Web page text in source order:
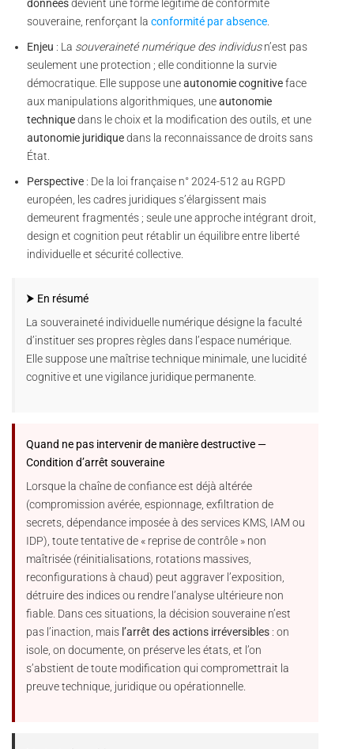
donnéesdevient une forme légitime de conformité
souveraine, renforçant la conformité par absence.
Enjeu : La souveraineté numérique des individusn’est pas
seulement une protection ; elle conditionne la survie
démocratique. Elle suppose uneautonomie cognitiveface
aux manipulations algorithmiques, uneautonomie
techniquedans le choix et la modification des outils, et une
autonomie juridiquedans la reconnaissance de droits sans
État.
Perspective: De la loi française n° 2024-512 au RGPD
européen, les cadres juridiques s’élargissent mais
demeurent fragmentés ; seule une approche intégrant droit,
design et cognition peut rétablir un équilibre entre liberté
individuelle et sécurité collective.
⮞ En résumé
La souveraineté individuelle numérique désigne la faculté
d’instituer ses propres règles dans l’espace numérique.
Elle suppose une maîtrise technique minimale, une lucidité
cognitive et une vigilance juridique permanente.
Quand ne pas intervenir de manière destructive —
Condition d’arrêt souveraine
Lorsque la chaîne de confiance est déjà altérée
(compromission avérée, espionnage, exfiltration de
secrets, dépendance imposée à des services KMS, IAM ou
IDP), toute tentative de « reprise de contrôle » non
maîtrisée (réinitialisations, rotations massives,
reconfigurations à chaud) peut aggraver l’exposition,
détruire des indices ou rendre l’analyse ultérieure non
fiable. Dans ces situations, la décision souveraine n’est
pas l’inaction, mais l’arrêt des actions irréversibles : on
isole, on documente, on préserve les états, et l’on
s’abstient de toute modification qui compromettrait la
preuve technique, juridique ou opérationnelle.